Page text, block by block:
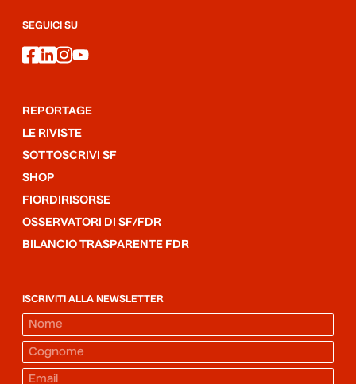
SEGUICI SU
facebook
linkedin
instagram
youtube
REPORTAGE
LE RIVISTE
SOTTOSCRIVI SF
SHOP
FIORDIRISORSE
OSSERVATORI DI SF/FDR
BILANCIO TRASPARENTE FDR
ISCRIVITI ALLA NEWSLETTER